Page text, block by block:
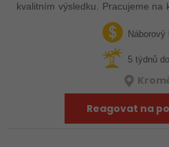
kvalitním výsledku. Pracujeme na
plocho nebo kulato – nebo…Náborový
5 týdnů
Reagovat na